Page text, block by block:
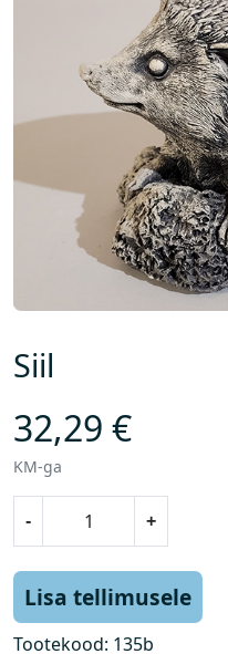
Siil
32,29 €
KM-ga
-
k
o
+
Lisa tellimusele
Tootekood: 135b